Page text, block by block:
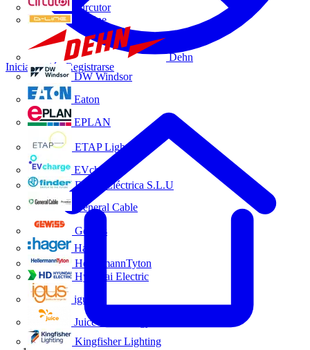
Circutor
D-Line
Dehn
DW Windsor
Eaton
EPLAN
ETAP Lighting
EVcharge
Finder Eléctrica S.L.U
General Cable
Gewiss
Hager
HellermannTyton
Hyundai Electric
igus
Juice Technology
Kingfisher Lighting
Iniciar sesión Registrarse